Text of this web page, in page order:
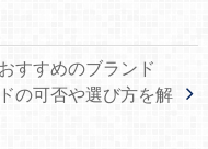
すすめのブランド
の可否や選び方を解